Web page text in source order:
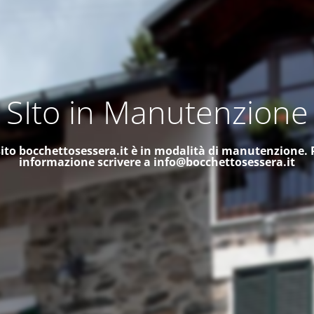
SIto in Manutenzione
bocchettosessera.it è in modalità di manutenzione.
informazione scrivere a info@bocchettosessera.it